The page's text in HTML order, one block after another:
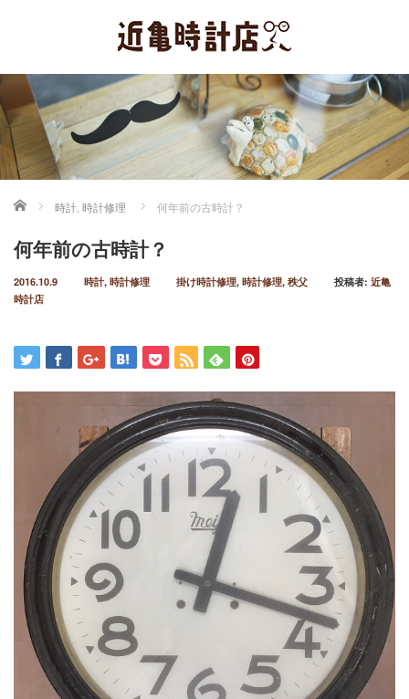
ホーム 時計 時計修理 何年前の古時計？
何年前の古時計？
2016.10.9 時計, 時計修理 掛け時計修理, 時計修理, 秩父 投稿者: 近亀
時計店